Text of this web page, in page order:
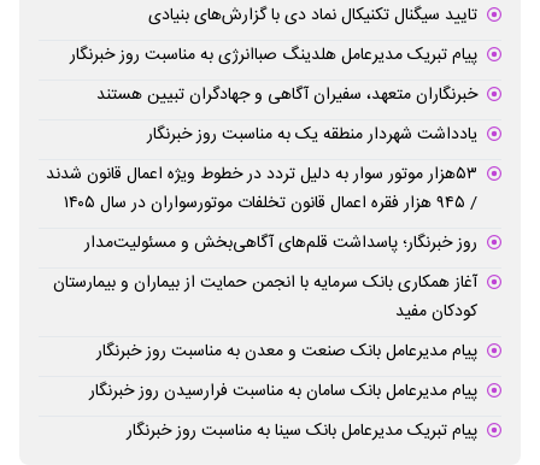
تایید سیگنال تکنیکال نماد دی با گزارش‌های بنیادی
پیام تبریک مدیرعامل هلدینگ صباانرژی به مناسبت روز خبرنگار
خبرنگاران متعهد، سفیران آگاهی و جهادگران تبیین هستند
یادداشت شهردار منطقه یک به مناسبت روز خبرنگار
۵۳هزار موتور سوار به دلیل تردد در خطوط ویژه اعمال قانون شدند
/ ۹۴۵ هزار فقره اعمال قانون تخلفات موتورسواران در سال ۱۴۰۵
روز خبرنگار؛ پاسداشت قلم‌های آگاهی‌بخش و مسئولیت‌مدار
آغاز همکاری بانک سرمایه با انجمن حمایت از بیماران و بیمارستان
کودکان مفید
پیام مدیرعامل بانک صنعت و معدن به مناسبت روز خبرنگار
پیام مدیرعامل بانک سامان به مناسبت فرارسیدن روز خبرنگار
پیام تبریک مدیرعامل بانک سینا به مناسبت روز خبرنگار